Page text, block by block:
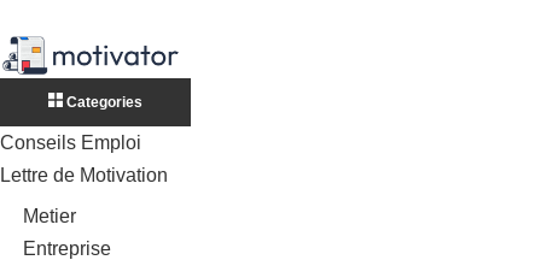
Categories
Conseils Emploi
Lettre de Motivation
Metier
Entreprise